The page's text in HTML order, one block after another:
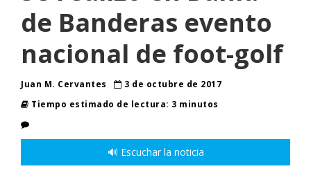
de Banderas evento
nacional de foot-golf
Juan M. Cervantes
3 de octubre de 2017
Tiempo estimado de lectura: 3 minutos
🔊 Escuchar la noticia